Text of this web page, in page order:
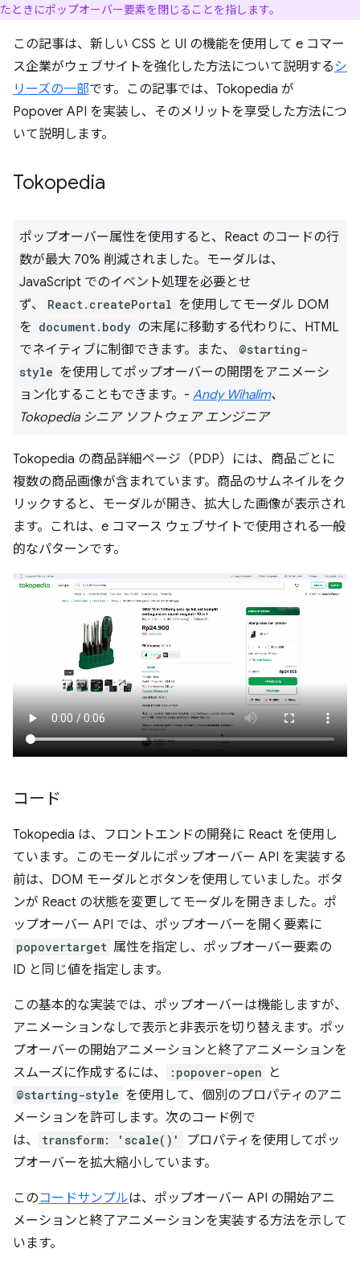
たときにポップオーバー要素を閉じることを指します。
この記事は、新しい CSS と UI の機能を使用して e コマー
ス企業がウェブサイトを強化した方法について説明する シ
リーズの一部です。この記事では、Tokopedia が
Popover API を実装し、そのメリットを享受した方法につ
いて説明します。
Tokopedia
ポップオーバー属性を使用すると、React のコードの行
数が最大 70% 削減されました。モーダルは、
JavaScript でのイベント処理を必要とせ
ず、
React.createPortal を使用してモーダル DOM
を document.body の末尾に移動する代わりに、HTML
でネイティブに制御できます。また、
@starting-
style を使用してポップオーバーの開閉をアニメーシ
ョン化することもできます。- Andy Wihalim、
Tokopedia シニア ソフトウェア エンジニア
Tokopedia の商品詳細ページ（PDP）には、商品ごとに
複数の商品画像が含まれています。商品のサムネイルをク
リックすると、モーダルが開き、拡大した画像が表示され
ます。これは、e コマース ウェブサイトで使用される一般
的なパターンです。
コード
Tokopedia は、フロントエンドの開発に React を使用し
ています。このモーダルにポップオーバー API を実装する
前は、DOM モーダルとボタンを使用していました。ボタ
ンが React の状態を変更してモーダルを開きました。ポ
ップオーバー API では、ポップオーバーを開く要素に
popovertarget 属性を指定し、ポップオーバー要素の
ID と同じ値を指定します。
この基本的な実装では、ポップオーバーは機能しますが、
アニメーションなしで表示と非表示を切り替えます。ポッ
プオーバーの開始アニメーションと終了アニメーションを
スムーズに作成するには、
:popover-open と
@starting-style を使用して、個別のプロパティのアニ
メーションを許可します。次のコード例で
は、
transform: 'scale()'
プロパティを使用してポッ
プオーバーを拡大縮小しています。
このコードサンプルは、ポップオーバー API の開始アニ
メーションと終了アニメーションを実装する方法を示して
います。